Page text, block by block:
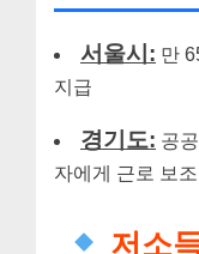
서울시: 만
지급
경기도: 공
자에게 근로 보
저소